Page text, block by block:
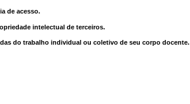
de acesso.
intelectual de terceiros.
do trabalho individual ou coletivo de seu corpo docente.